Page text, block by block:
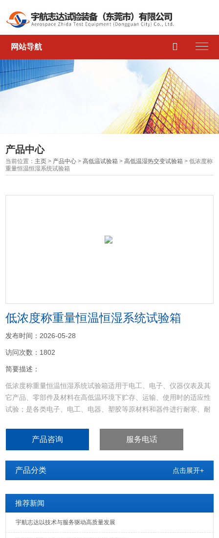
网站导航 
产品中心
当前位置： 主页 > 产品中心 >高低温试验箱 >高低温湿热交变试验箱 > 低浓度称
重量恒温恒湿系统试验箱
低浓度称重量恒温恒湿系统试验箱
发布时间：2026-05-28
访问次数：1802
简要描述：
低浓度称重量恒温恒湿系统试验箱适用于电工、电子、仪器仪表及其
它产品、零部件及材料在高低温环境下贮存、运输、使用时的适应性
试验；是各类电子、电工、电器、塑胶等原材料和器件进行耐寒、耐
温、循环试验。
产品咨询 服务电话
产品分类 点击展开+
推荐新闻
宇航志达以技术与服务驱动高质量发展